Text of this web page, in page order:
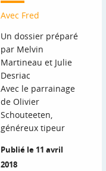
Avec Fred
Un dossier préparé
par Melvin
Martineau et Julie
Desriac
Avec le parrainage
de Olivier
Schouteeten,
généreux tipeur
Publié le 11 avril
2018